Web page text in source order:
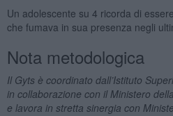
Un adolescente su 4 ricorda di
che fumava in sua presenza negli
Nota metodologica
Il Gyts è coordinato dall’Istituto
in collaborazione con il Ministero
e lavora in stretta sinergia con